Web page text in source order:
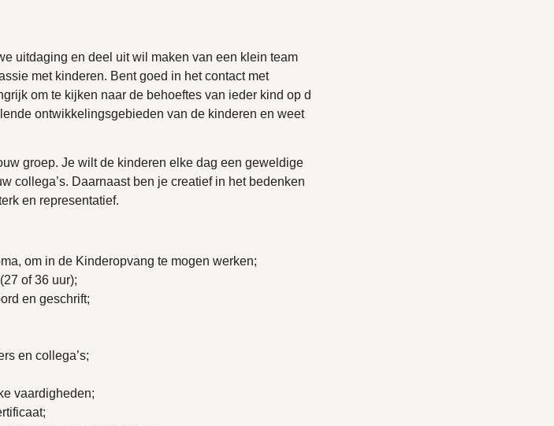
uitdaging en deel uit wil maken van een klein team
met kinderen. Bent goed in het contact met
om te kijken naar de behoeftes van ieder kind op d
ontwikkelingsgebieden van de kinderen en weet
groep. Je wilt de kinderen elke dag een geweldige
collega’s. Daarnaast ben je creatief in het bedenken
en representatief.
om in de Kinderopvang te mogen werken;
of 36 uur);
en geschrift;
en collega’s;
vaardigheden;